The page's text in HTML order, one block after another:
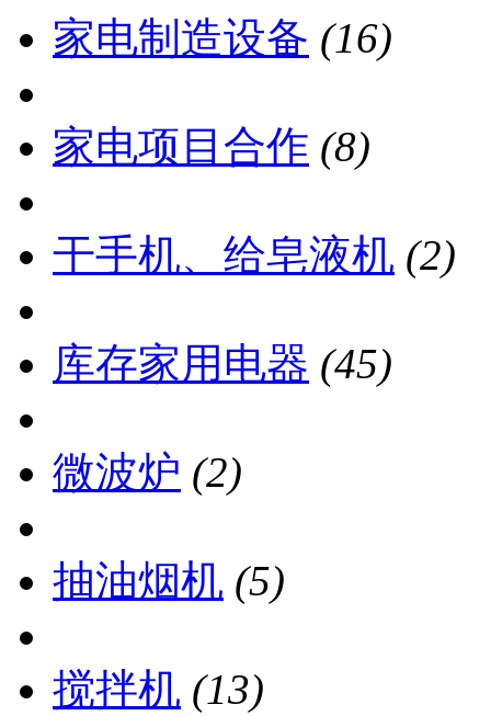
家电制造设备 (16)
家电项目合作 (8)
干手机、给皂液机 (2)
库存家用电器 (45)
微波炉 (2)
抽油烟机 (5)
搅拌机 (13)